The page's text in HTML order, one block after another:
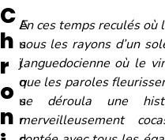
C
h
r
o
n
A
u
j
o
u
r
En ces temps reculés où
sous les rayons d’un
languedocienne où le
que les paroles
se déroula une
merveilleusement